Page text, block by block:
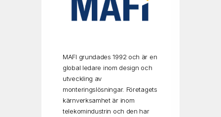
MAFI grundades 1992 och är en
global ledare inom design och
utveckling av
monteringslösningar. Företagets
kärnverksamhet är inom
telekomindustrin och den har